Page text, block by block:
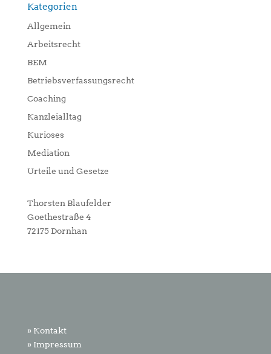
Kategorien
Allgemein
Arbeitsrecht
BEM
Betriebsverfassungsrecht
Coaching
Kanzleialltag
Kurioses
Mediation
Urteile und Gesetze
Thorsten Blaufelder
Goethestraße 4
72175 Dornhan
» Kontakt
» Impressum